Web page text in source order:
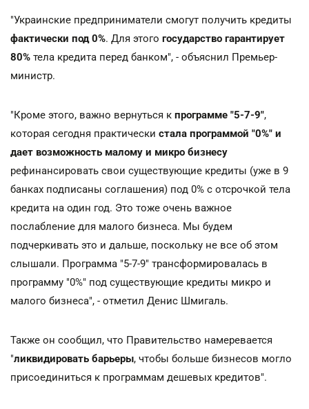
"Украинские предприниматели смогут получить кредиты
фактически под 0%. Для этого государство гарантирует
80% тела кредита перед банком", - объяснил Премьер-
министр.
"Кроме этого, важно вернуться к программе "5-7-9",
которая сегодня практически стала программой "0%" и
дает возможность малому и микро бизнесу
рефинансировать свои существующие кредиты (уже в 9
банках подписаны соглашения) под 0% с отсрочкой тела
кредита на один год. Это тоже очень важное
послабление для малого бизнеса. Мы будем
подчеркивать это и дальше, поскольку не все об этом
слышали. Программа "5-7-9" трансформировалась в
программу "0%" под существующие кредиты микро и
малого бизнеса", - отметил Денис Шмигаль.
Также он сообщил, что Правительство намеревается
"ликвидировать барьеры, чтобы больше бизнесов могло
присоединиться к программам дешевых кредитов".